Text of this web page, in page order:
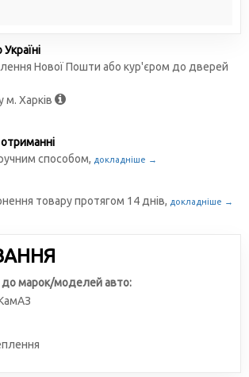
Нової Пошти або кур'єром до дверей
м. Харків
способом, докладніше →
товару протягом 14 днів, докладніше →
до марок/моделей авто: